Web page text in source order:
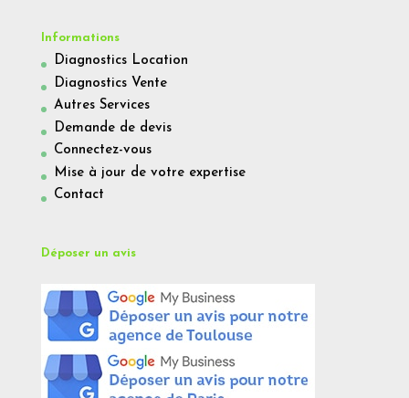
Informations
Diagnostics Location
Diagnostics Vente
Autres Services
Demande de devis
Connectez-vous
Mise à jour de votre expertise
Contact
Déposer un avis